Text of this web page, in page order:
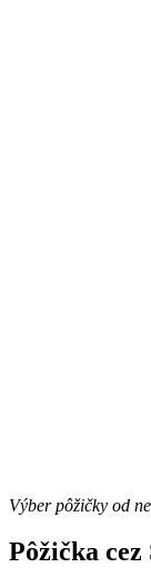
Výber pôžičky od
Pôžička cez